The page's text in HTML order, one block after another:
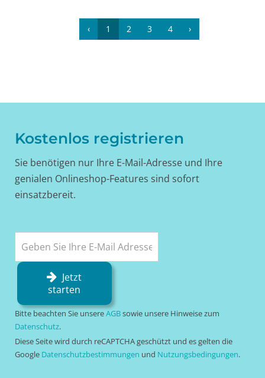
‹ 1 2 3 4 ›
Kostenlos registrieren
Sie benötigen nur Ihre E-Mail-Adresse und Ihre
genialen Onlineshop-Features sind sofort
einsatzbereit.
Jetzt
starten
Bitte beachten Sie unsereAGBsowie unsere Hinweise zum
Datenschutz.
Diese Seite wird durch reCAPTCHA geschützt und es gelten die
Google Datenschutzbestimmungen und Nutzungsbedingungen.